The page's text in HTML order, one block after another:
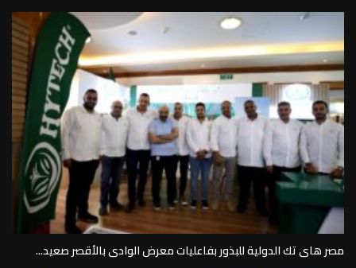
مصر هاى تك الدولية للبذور بفاعليات معرض الوادى بالأقصر صعيد...